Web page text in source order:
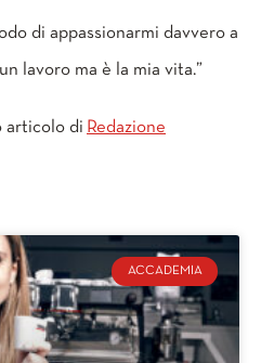
di appassionarmi davvero a
lavoro ma è la mia vita.”
articolo di Redazione
ACCADEMIA